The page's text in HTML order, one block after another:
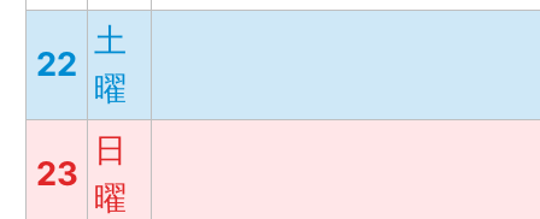
22
土
曜
23
日
曜